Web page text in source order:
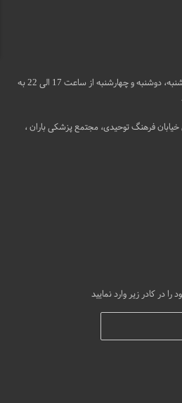
مراجعین محترم می توانند روزهای شنبه، دوشنبه و چهارشنبه از ساعت 17 الی 22 به
خیابان فرهنگ توحیدی، مجتمع پزشکی باران ،
در کادر زیر وارد نمایید